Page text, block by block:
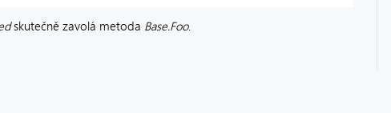
skutečně zavolá metoda Base.Foo.